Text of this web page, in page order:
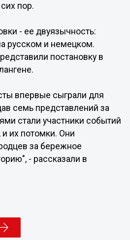
пор.
- ее двуязычность:
русском и немецком.
постановку в
впервые сыграли для
семь представлений за
стали участники событий
и их потомки. Они
за бережное
- рассказали в